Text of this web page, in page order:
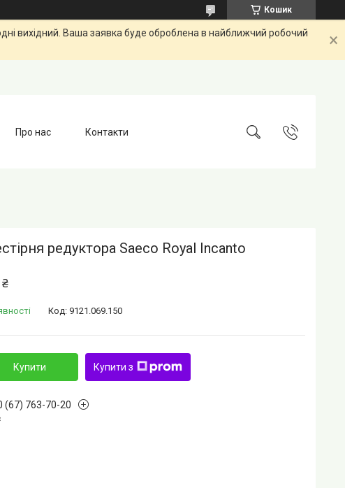
Кошик
вихідний. Ваша заявка буде оброблена в найближчий робочий
Про нас Контакти
редуктора Saeco Royal Incanto
Код: 9121.069.150
Купити Купити з
(67) 763-70-20